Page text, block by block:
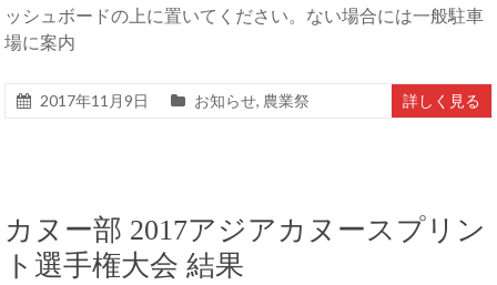
ッシュボードの上に置いてください。ない場合には一般駐車
場に案内
2017年11月9日 お知らせ, 農業祭 詳しく見る
カヌー部 2017アジアカヌースプリン
ト選手権大会 結果